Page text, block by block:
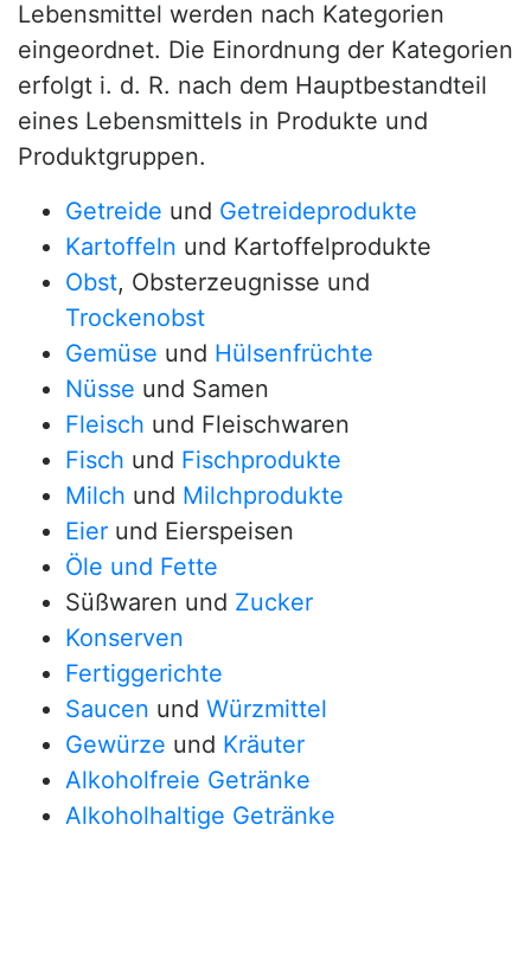
Lebensmittel werden nach Kategorien
eingeordnet. Die Einordnung der Kategorien
erfolgt i. d. R. nach dem Hauptbestandteil
eines Lebensmittels in Produkte und
Produktgruppen.
Getreide und Getreideprodukte
Kartoffeln und Kartoffelprodukte
Obst, Obsterzeugnisse und
Trockenobst
Gemüse und Hülsenfrüchte
Nüsse und Samen
Fleisch und Fleischwaren
Fisch und Fischprodukte
Milch und Milchprodukte
Eier und Eierspeisen
Öle und Fette
Süßwaren und Zucker
Konserven
Fertiggerichte
Saucen und Würzmittel
Gewürze und Kräuter
Alkoholfreie Getränke
Alkoholhaltige Getränke